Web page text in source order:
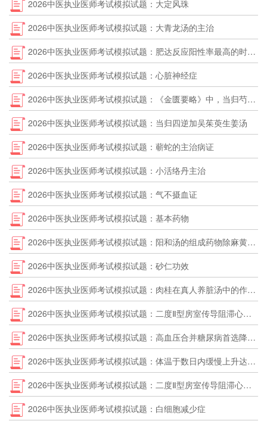
2026中医执业医师考试模拟试题：大定风珠
2026中医执业医师考试模拟试题：大青龙汤的主治
2026中医执业医师考试模拟试题：肥达反应阳性率最高的时期是
2026中医执业医师考试模拟试题：心脏神经症
2026中医执业医师考试模拟试题：《金匮要略》中，当归芍药散的药物组成中不包括
2026中医执业医师考试模拟试题：当归四逆加吴茱萸生姜汤
2026中医执业医师考试模拟试题：蕲蛇的主治病证
2026中医执业医师考试模拟试题：小活络丹主治
2026中医执业医师考试模拟试题：气不摄血证
2026中医执业医师考试模拟试题：基本药物
2026中医执业医师考试模拟试题：阳和汤的组成药物除麻黄、白芥子外，其余是
2026中医执业医师考试模拟试题：砂仁功效
2026中医执业医师考试模拟试题：肉桂在真人养脏汤中的作用是
2026中医执业医师考试模拟试题：二度Ⅱ型房室传导阻滞心电图表现为
2026中医执业医师考试模拟试题：高血压合并糖尿病首选降压药
2026中医执业医师考试模拟试题：体温于数日内缓慢上升达高峰，多不伴寒战的是
2026中医执业医师考试模拟试题：二度Ⅱ型房室传导阻滞心电图表现
2026中医执业医师考试模拟试题：白细胞减少症